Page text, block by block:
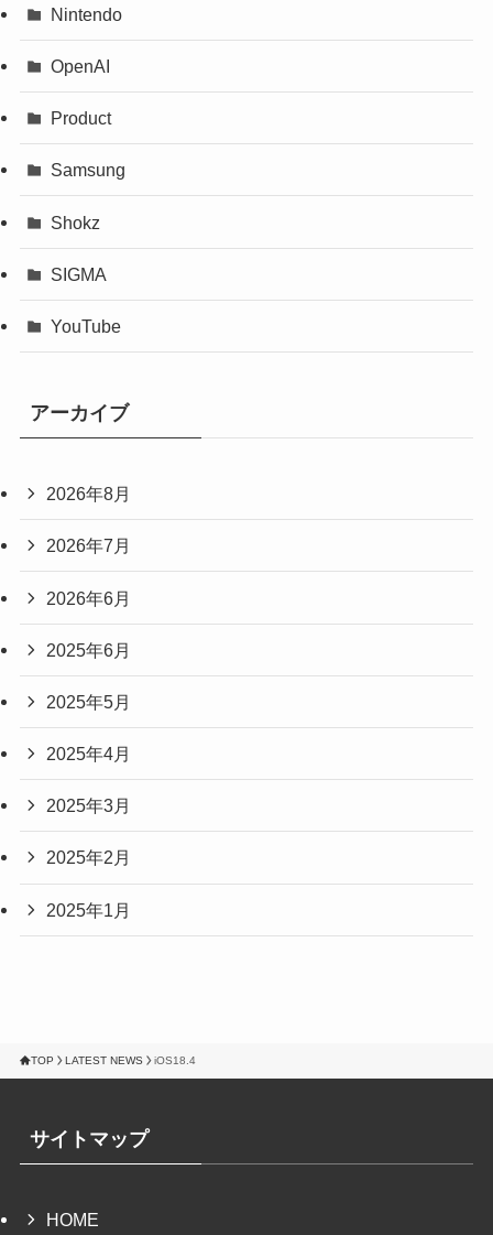
Nintendo
OpenAI
Product
Samsung
Shokz
SIGMA
YouTube
アーカイブ
2026年8月
2026年7月
2026年6月
2025年6月
2025年5月
2025年4月
2025年3月
2025年2月
2025年1月
TOP LATEST NEWS iOS18.4
サイトマップ
HOME